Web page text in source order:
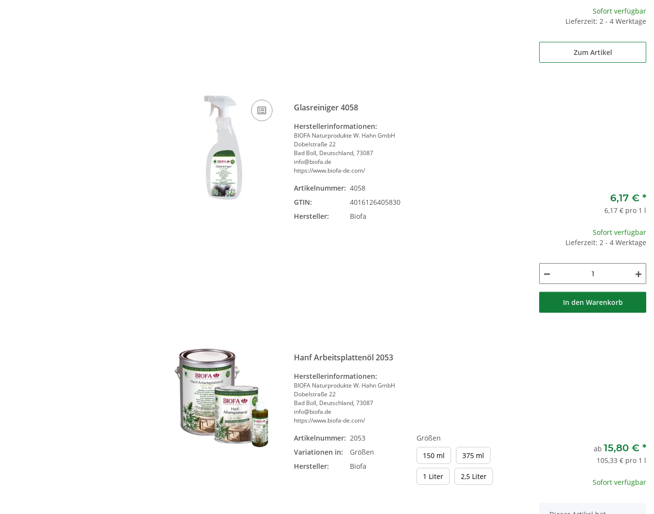
Sofort verfügbar
Lieferzeit: 2 - 4 Werktage
Zum Artikel
Glasreiniger 4058
Herstellerinformationen:
BIOFA Naturprodukte W. Hahn GmbH
Dobelstraße 22
Bad Boll, Deutschland, 73087
info@biofa.de
https://www.biofa-de.com/
Artikelnummer: 4058
GTIN:
4016126405830
Hersteller:
Biofa
6,17 € *
6,17 € pro 1 l
Sofort verfügbar
Lieferzeit: 2 - 4 Werktage
In den Warenkorb
Hanf Arbeitsplattenöl 2053
Herstellerinformationen:
BIOFA Naturprodukte W. Hahn GmbH
Dobelstraße 22
Bad Boll, Deutschland, 73087
info@biofa.de
https://www.biofa-de.com/
Artikelnummer: 2053
Variationen in:
Größen
Hersteller:
Biofa
Größen
150 ml 150 ml375 ml
1 Liter1 Liter2,5 Liter2,5 Liter
ab 15,80 € *
105,33 € pro 1 l
Sofort verfügbar